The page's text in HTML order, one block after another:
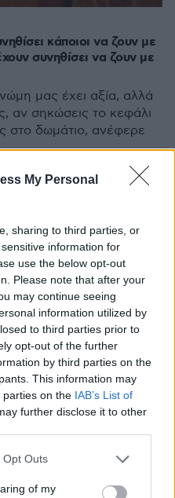
My Personal
sharing to third parties, or
information for
use the below opt-out
Please note that after your
may continue seeing
information utilized by
to third parties prior to
opt-out of the further
by third parties on the
This information may
parties on the IAB’s List of
further disclose it to other
uses one or more Google
behaviour. You may click to
Opt Outs
of my
κάποιοι να ζουν με
συνηθίσει να ζουν με
μας έχει αξία, αλλά
αν σηκώσεις το κεφάλι
στο δωμάτιο, ανέφερε